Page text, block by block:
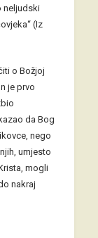
neljudski
(Iz
o Božjoj
je prvo
da Bog
nego
umjesto
mogli
nakraj